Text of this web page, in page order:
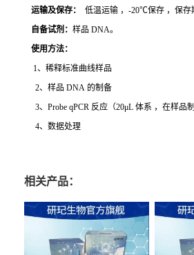
运输及保存：
低温运输 ，-20℃保存 ，保存
自备试剂： 样品 DNA。
使用方法：
1、稀释标准曲线样品
2、样品 DNA 的制备
3、Probe qPCR 反应（20μL 体系 ，在样品
4、数据处理
相关产品：